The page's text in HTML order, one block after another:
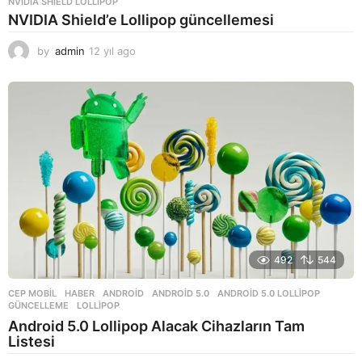
NVIDIA Shield’e Lollipop güncellemesi
by admin 12 yıl ago
y
ı
l
g
o
492 544
CEP MOBIL ,HABER ANDROID ,ANDROID 5.0 ,ANDROID 5.0 LOLLIPOP
GÜNCELLEME
,LOLLIPOP
Android 5.0 Lollipop Alacak Cihazların Tam
Listesi